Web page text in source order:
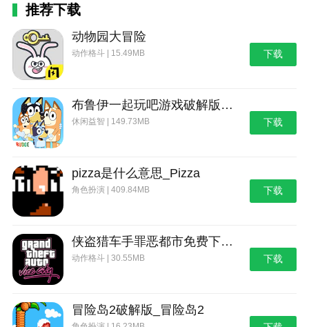
推荐下载
动物园大冒险
动作格斗 | 15.49MB 下载
布鲁伊一起玩吧游戏破解版_布鲁伊：一起玩吧
休闲益智 | 149.73MB 下载
pizza是什么意思_Pizza
角色扮演 | 409.84MB 下载
侠盗猎车手罪恶都市免费下载_侠盗猎车手：罪恶都市
动作格斗 | 30.55MB 下载
冒险岛2破解版_冒险岛2